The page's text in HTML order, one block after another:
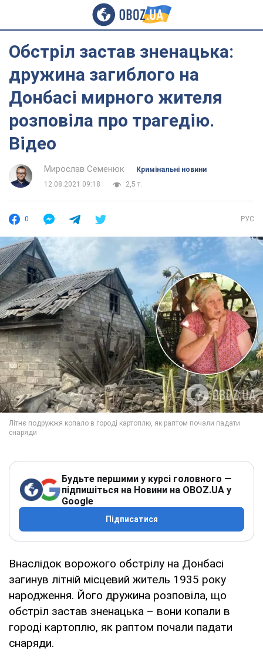
Обстріл застав зненацька:
дружина загиблого на
Донбасі мирного жителя
розповіла про трагедію.
Відео
Мирослав Семенюк
Кримінальні новини
12.08.2021 09:18
2,5 т.
0 РУС
Будьте першими у курсі головного —
підпишіться на Новини на OBOZ.UA у
Google
Підписатися
Внаслідок ворожого обстрілу на Донбасі
загинув літній місцевий житель 1935 року
народження. Його дружина розповіла, що
обстріл застав зненацька – вони копали в
городі картоплю, як раптом почали падати
снаряди.